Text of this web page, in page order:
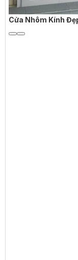
Cửa Nhôm Kính